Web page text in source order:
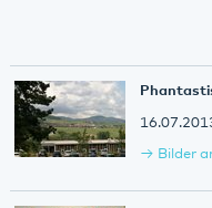
Bilder